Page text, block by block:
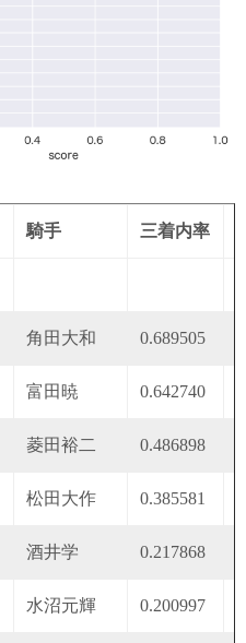
騎手 三着内率
角田大和 0.689505
富田暁 0.642740
菱田裕二 0.486898
松田大作 0.385581
酒井学 0.217868
水沼元輝 0.200997